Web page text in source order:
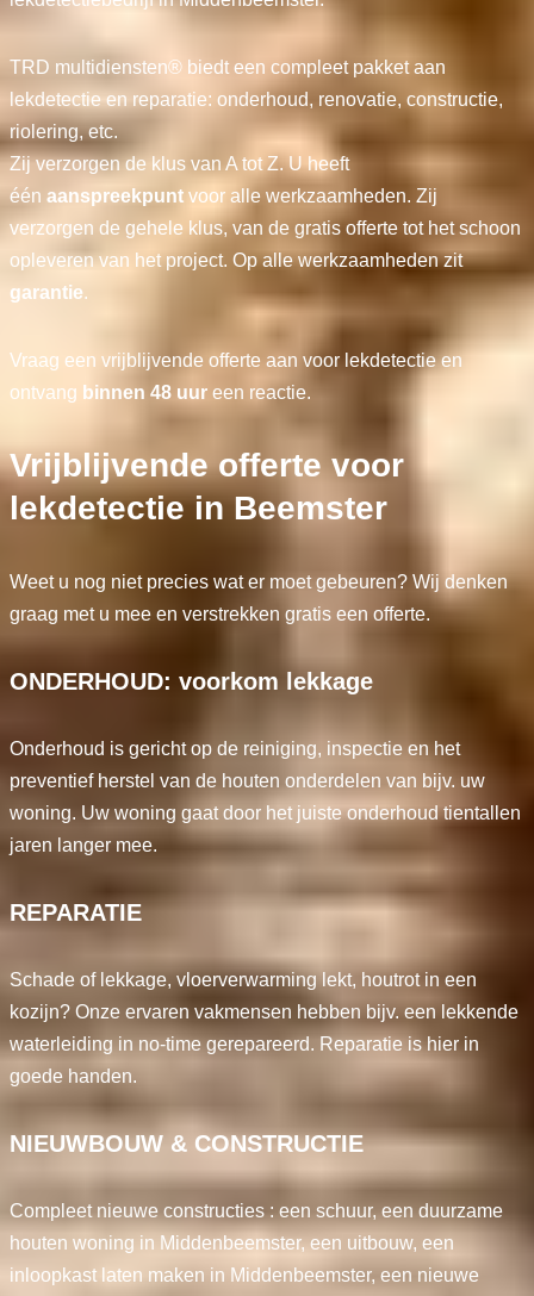
TRD multidiensten® biedt een compleet pakket aan
lekdetectie en reparatie: onderhoud, renovatie, constructie,
riolering, etc.
Zij verzorgen de klus van A tot Z. U heeft
één aanspreekpuntvoor alle werkzaamheden. Zij
verzorgen de gehele klus, van de gratis offerte tot het schoon
opleveren van het project. Op alle werkzaamheden zit
garantie.
Vraag een vrijblijvende offerte aan voor lekdetectie en
ontvang binnen 48 uureen reactie.
Vrijblijvende offerte voor
lekdetectie in Beemster
Weet u nog niet precies wat er moet gebeuren? Wij denken
graag met u mee en verstrekken gratis een offerte.
ONDERHOUD: voorkom lekkage
Onderhoud is gericht op de reiniging, inspectie en het
preventief herstel van de houten onderdelen van bijv. uw
woning. Uw woning gaat door het juiste onderhoud tientallen
jaren langer mee.
REPARATIE
Schade of lekkage, vloerverwarming lekt, houtrot in een
kozijn? Onze ervaren vakmensen hebben bijv. een lekkende
waterleiding in no-time gerepareerd. Reparatie is hier in
goede handen.
NIEUWBOUW & CONSTRUCTIE
Compleet nieuwe constructies : een schuur, een duurzame
houten woning in Middenbeemster, een uitbouw, een
inloopkast laten maken in Middenbeemster, een nieuwe